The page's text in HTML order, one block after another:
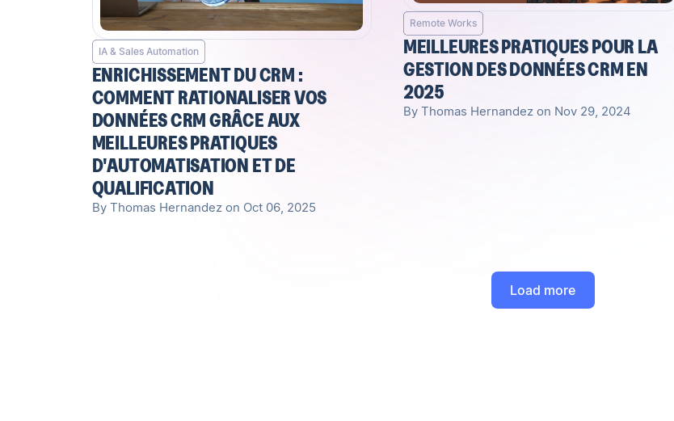
IA & Sales Automation
ENRICHISSEMENT DU CRM :
COMMENT RATIONALISER VOS
DONNÉES CRM GRÂCE AUX
MEILLEURES PRATIQUES
D'AUTOMATISATION ET DE
QUALIFICATION
By Thomas Hernandez on Oct 06, 2025
Remote Works
MEILLEURES PRATIQUES POUR LA
GESTION DES DONNÉES CRM EN
2025
By Thomas Hernandez on Nov 29, 2024
Load more